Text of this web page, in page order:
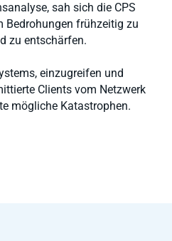
sah sich die CPS
Bedrohungen frühzeitig zu
zu entschärfen.
einzugreifen und
Clients vom Netzwerk
mögliche Katastrophen.